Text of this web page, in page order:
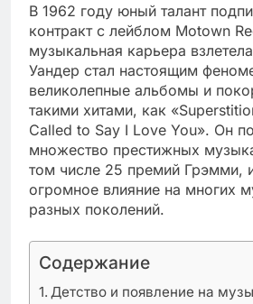
В 1962 году юный талант
контракт с лейблом Motown
музыкальная карьера
Уандер стал настоящим
великолепные альбомы и
такими хитами, как
Called to Say I Love You». Он
множество престижных
том числе 25 премий Грэмми,
огромное влияние на многих
разных поколений.
Содержание
Детство и появление на